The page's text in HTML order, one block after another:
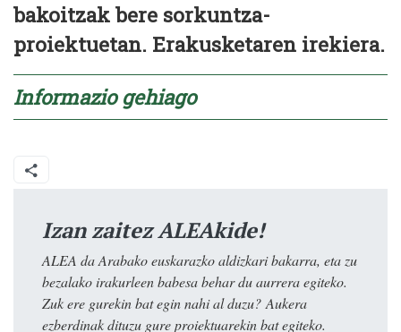
bakoitzak bere sorkuntza-
proiektuetan. Erakusketaren irekiera.
Informazio gehiago
Izan zaitez ALEAkide!
ALEA da Arabako euskarazko aldizkari bakarra, eta zu
bezalako irakurleen babesa behar du aurrera egiteko.
Zuk ere gurekin bat egin nahi al duzu? Aukera
ezberdinak dituzu gure proiektuarekin bat egiteko.